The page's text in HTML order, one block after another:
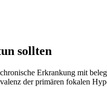
sollten
⁣Erkrankung mit⁣
der primären fokalen